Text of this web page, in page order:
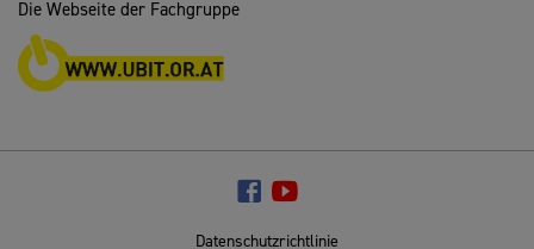
Die Webseite der Fachgruppe
Datenschutzrichtlinie